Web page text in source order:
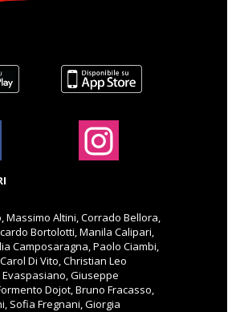
Massimo Altini, Corrado Bellora,
Bortolotti, Manila Calipari,
Camposaragna, Paolo Ciambi,
Di Vito, Christian Leo
Giuseppe
Dojot, Bruno Fracasso,
Sofia Fregnani, Giorgia